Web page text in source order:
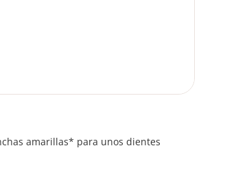
amarillas* para unos dientes